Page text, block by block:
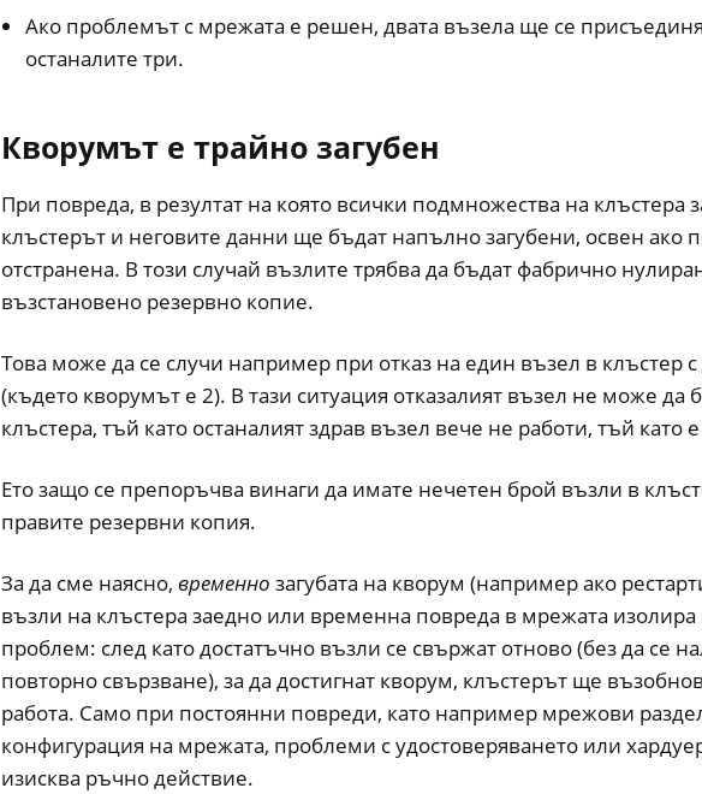
Ако проблемът с мрежата е решен, двата възела ще се
останалите три.
Кворумът е трайно загубен
При повреда, в резултат на която всички подмножества на клъстера
клъстерът и неговите данни ще бъдат напълно загубени, освен ако
отстранена. В този случай възлите трябва да бъдат фабрично
възстановено резервно копие.
Това може да се случи например при отказ на един възел в клъстер
(където кворумът е 2). В тази ситуация отказалият възел не може да
клъстера, тъй като останалият здрав възел вече не работи, тъй като
Ето защо се препоръчва винаги да имате нечетен брой възли в
правите резервни копия.
За да сме наясно, временно загубата на кворум (например ако
възли на клъстера заедно или временна повреда в мрежата изолира
проблем: след като достатъчно възли се свържат отново (без да се
повторно свързване), за да достигнат кворум, клъстерът ще
работа. Само при постоянни повреди, като например мрежови
конфигурация на мрежата, проблеми с удостоверяването или
изисква ръчно действие.